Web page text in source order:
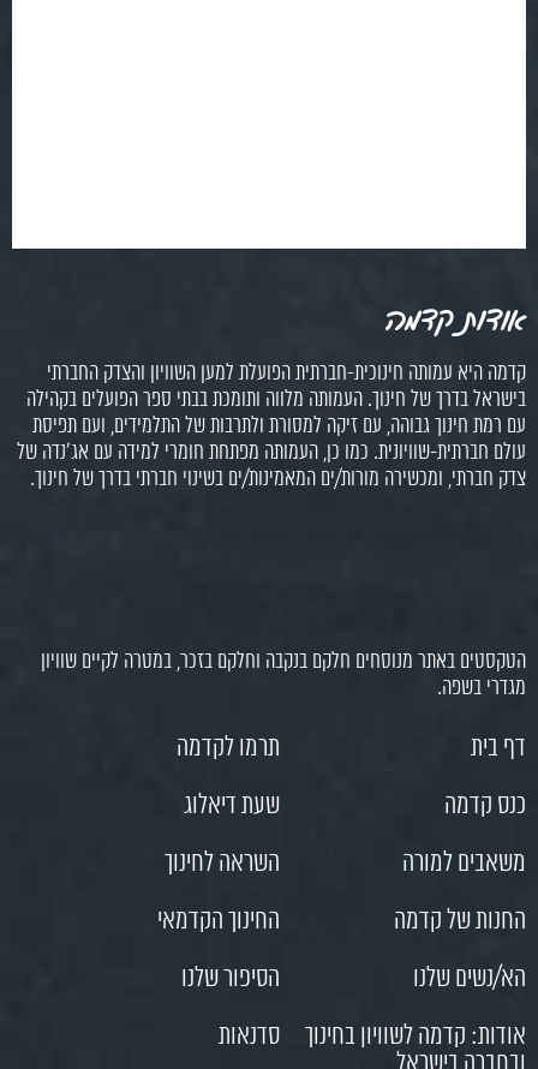
אודות קדמה
קדמה היא עמותה חינוכית-חברתית הפועלת למען השוויון והצדק החברתי
בישראל בדרך של חינוך. העמותה מלווה ותומכת בבתי ספר הפועלים בקהילה
עם רמת חינוך גבוהה, עם זיקה למסורת ולתרבות של התלמידים, ועם תפיסת
עולם חברתית-שוויונית. כמו כן, העמותה מפתחת חומרי למידה עם אג'נדה של
צדק חברתי, ומכשירה מורות/ים המאמינות/ים בשינוי חברתי בדרך של חינוך.
הטקסטים באתר מנוסחים חלקם בנקבה וחלקם בזכר, במטרה לקיים שוויון
מגדרי בשפה.
דף בית
תרמו לקדמה
כנס קדמה
שעת דיאלוג
משאבים למורה
השראה לחינוך
החנות של קדמה
החינוך הקדמאי
הא/נשים שלנו
הסיפור שלנו
אודות: קדמה לשוויון בחינוך
סדנאות